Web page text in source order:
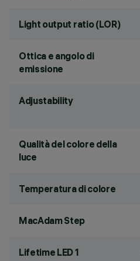
Light output ratio (LOR)
Ottica e angolo di
emissione
Adjustability
Qualità del colore della
luce
Temperatura di colore
MacAdam Step
Lifetime LED 1